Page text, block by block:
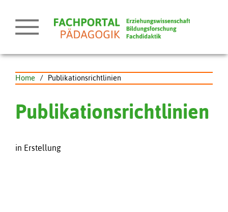
Home / Publikationsrichtlinien
Publikationsrichtlinien
in Erstellung